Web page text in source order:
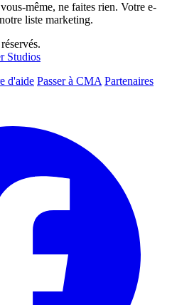
même, ne faites rien. Votre e-
liste marketing.
Studios
d'aide Passer à CMA Partenaires